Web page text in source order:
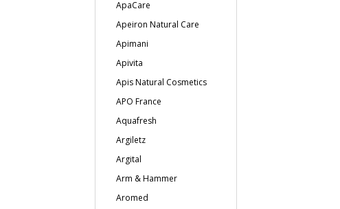
ApaCare
Apeiron Natural Care
Apimani
Apivita
Apis Natural Cosmetics
APO France
Aquafresh
Argiletz
Argital
Arm & Hammer
Aromed